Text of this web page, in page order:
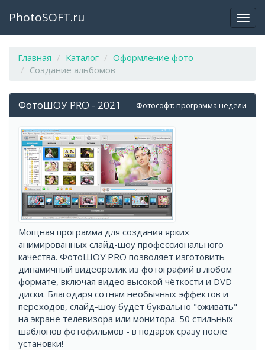
PhotoSOFT.ru
Главная Каталог
Оформление фото
Создание альбомов
Фотософт: программа недели
ФотоШОУ PRO - 2021
Мощная программа для создания ярких
анимированных слайд-шоу профессионального
качества. ФотоШОУ PRO позволяет изготовить
динамичный видеоролик из фотографий в любом
формате, включая видео высокой чёткости и DVD
диски. Благодаря сотням необычных эффектов и
переходов, слайд-шоу будет буквально "оживать"
на экране телевизора или монитора. 50 стильных
шаблонов фотофильмов - в подарок сразу после
установки!